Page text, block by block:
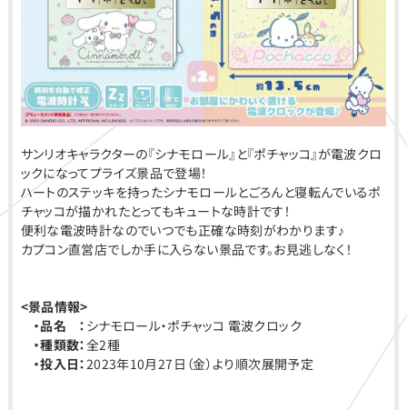
サンリオキャラクターの『シナモロール』と『ポチャッコ』が電波クロ
ックになってプライズ景品で登場！
ハートのステッキを持ったシナモロールとごろんと寝転んでいるポ
チャッコが描かれたとってもキュートな時計です！
便利な電波時計なのでいつでも正確な時刻がわかります♪
カプコン直営店でしか手に入らない景品です。お見逃しなく！
<景品情報>
・品名 ： シナモロール・ポチャッコ 電波クロック
・種類数：全2種
・投入日：2023年10月27日（金）より順次展開予定